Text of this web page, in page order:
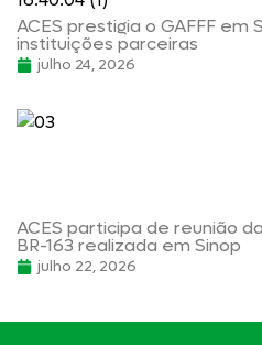
ACES prestigia o GAFFF em
instituições parceiras
julho 24, 2026
ACES participa de reunião
BR-163 realizada em Sinop
julho 22, 2026